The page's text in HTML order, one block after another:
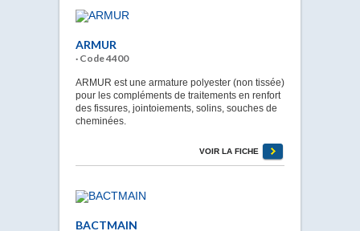
ARMUR
· Code 4400
ARMUR est une armature polyester (non tissée)
pour les compléments de traitements en renfort
des fissures, jointoiements, solins, souches de
cheminées.
VOIR LA FICHE
BACTMAIN